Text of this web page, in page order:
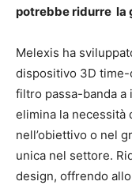
potrebbe ridurre la
Melexis ha
dispositivo 3D
filtro passa-banda a
elimina la necessità
nell’obiettivo o nel
unica nel settore.
design, offrendo